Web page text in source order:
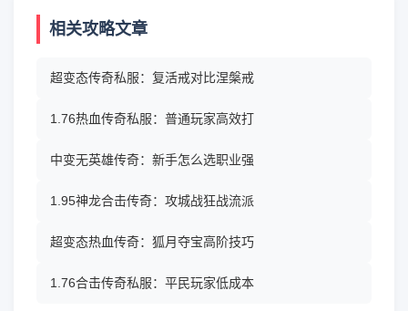
相关攻略文章
超变态传奇私服：复活戒对比涅槃戒
1.76热血传奇私服：普通玩家高效打
中变无英雄传奇：新手怎么选职业强
1.95神龙合击传奇：攻城战狂战流派
超变态热血传奇：狐月夺宝高阶技巧
1.76合击传奇私服：平民玩家低成本